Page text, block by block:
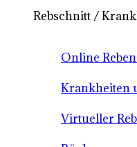
Rebschnitt /
Online
Krankheiten
Virtueller